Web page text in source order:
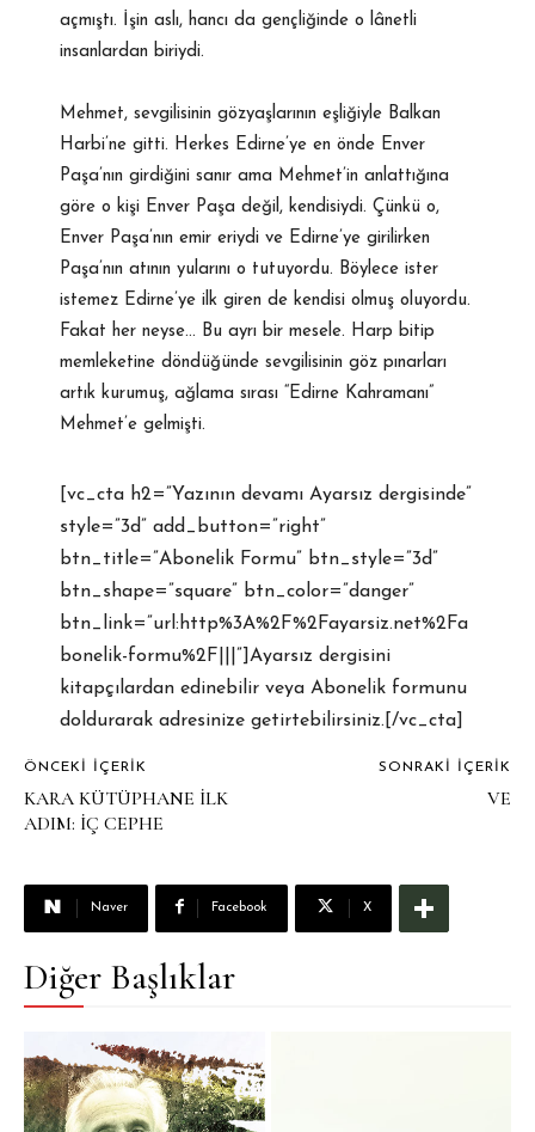
açmıştı. İşin aslı, hancı da gençliğinde o lânetli
insanlardan biriydi.
Mehmet, sevgilisinin gözyaşlarının eşliğiyle Balkan
Harbi’ne gitti. Herkes Edirne’ye en önde Enver
Paşa’nın girdiğini sanır ama Mehmet’in anlattığına
göre o kişi Enver Paşa değil, kendisiydi. Çünkü o,
Enver Paşa’nın emir eriydi ve Edirne’ye girilirken
Paşa’nın atının yularını o tutuyordu. Böylece ister
istemez Edirne’ye ilk giren de kendisi olmuş oluyordu.
Fakat her neyse… Bu ayrı bir mesele. Harp bitip
memleketine döndüğünde sevgilisinin göz pınarları
artık kurumuş, ağlama sırası “Edirne Kahramanı”
Mehmet’e gelmişti.
[vc_cta h2=”Yazının devamı Ayarsız dergisinde”
style=”3d” add_button=”right”
btn_title=”Abonelik Formu” btn_style=”3d”
btn_shape=”square” btn_color=”danger”
btn_link=”url:http%3A%2F%2Fayarsiz.net%2Fa
bonelik-formu%2F|||”]Ayarsız dergisini
kitapçılardan edinebilir veya Abonelik formunu
doldurarak adresinize getirtebilirsiniz.[/vc_cta]
ÖNCEKI İÇERIK
KARA KÜTÜPHANE İLK
ADIM: İÇ CEPHE
SONRAKI İÇERIK
VE
Naver Facebook X
Diğer Başlıklar